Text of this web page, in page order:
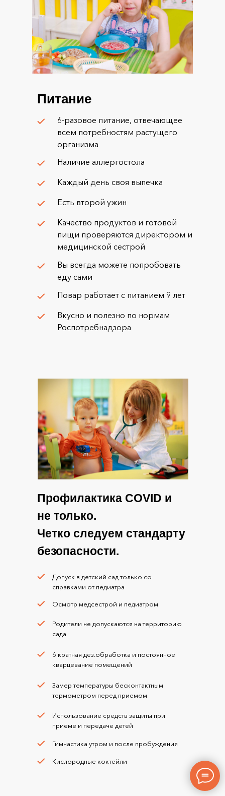
Питание
6-разовое питание, отвечающее
всем потребностям растущего
организма
Наличие аллергостола
Каждый день своя выпечка
Есть второй ужин
Качество продуктов и готовой
пищи проверяются директором и
медицинской сестрой
Вы всегда можете попробовать
еду сами
Повар работает с питанием 9 лет
Вкусно и полезно по нормам
Роспотребнадзора
Профилактика COVID и
не только.
Четко следуем стандарту
безопасности.
Допуск в детский сад только со
справками от педиатра
Замер температуры бесконтактным
термометром перед приемом
Использование средств защиты при
приеме и передаче детей
Осмотр медсестрой и педиатром
Кислородные коктейли
Родители не допускаются на территорию
сада
6 кратная дез.обработка и постоянное
кварцевание помещений
Гимнастика утром и после пробуждения